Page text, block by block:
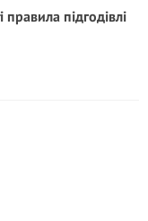
підгодівлі